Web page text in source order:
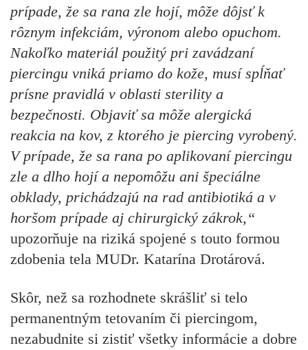
prípade, že sa rana zle hojí, môže dôjsť k
rôznym infekciám, výronom alebo opuchom.
Nakoľko materiál použitý pri zavádzaní
piercingu vniká priamo do kože, musí spĺňať
prísne pravidlá v oblasti sterility a
bezpečnosti. Objaviť sa môže alergická
reakcia na kov, z ktorého je piercing vyrobený.
V prípade, že sa rana po aplikovaní piercingu
zle a dlho hojí a nepomôžu ani špeciálne
obklady, prichádzajú na rad antibiotiká a v
horšom prípade aj chirurgický zákrok,“
upozorňuje na riziká spojené s touto formou
zdobenia tela MUDr. Katarína Drotárová.
Skôr, než sa rozhodnete skrášliť si telo
permanentným tetovaním či piercingom,
nezabudnite si zistiť všetky informácie a dobre